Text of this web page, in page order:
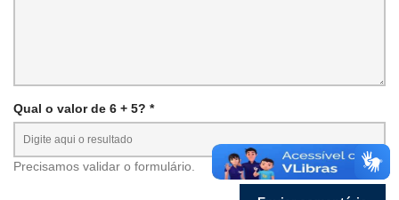
Qual o valor de 6 + 5? *
Precisamos validar o formulário.